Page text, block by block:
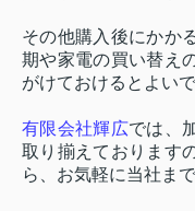
その他購入後にかか
期や家電の買い替え
がけておけるとよいで
有限会社輝広では、
取り揃えております
ら、お気軽に当社まで